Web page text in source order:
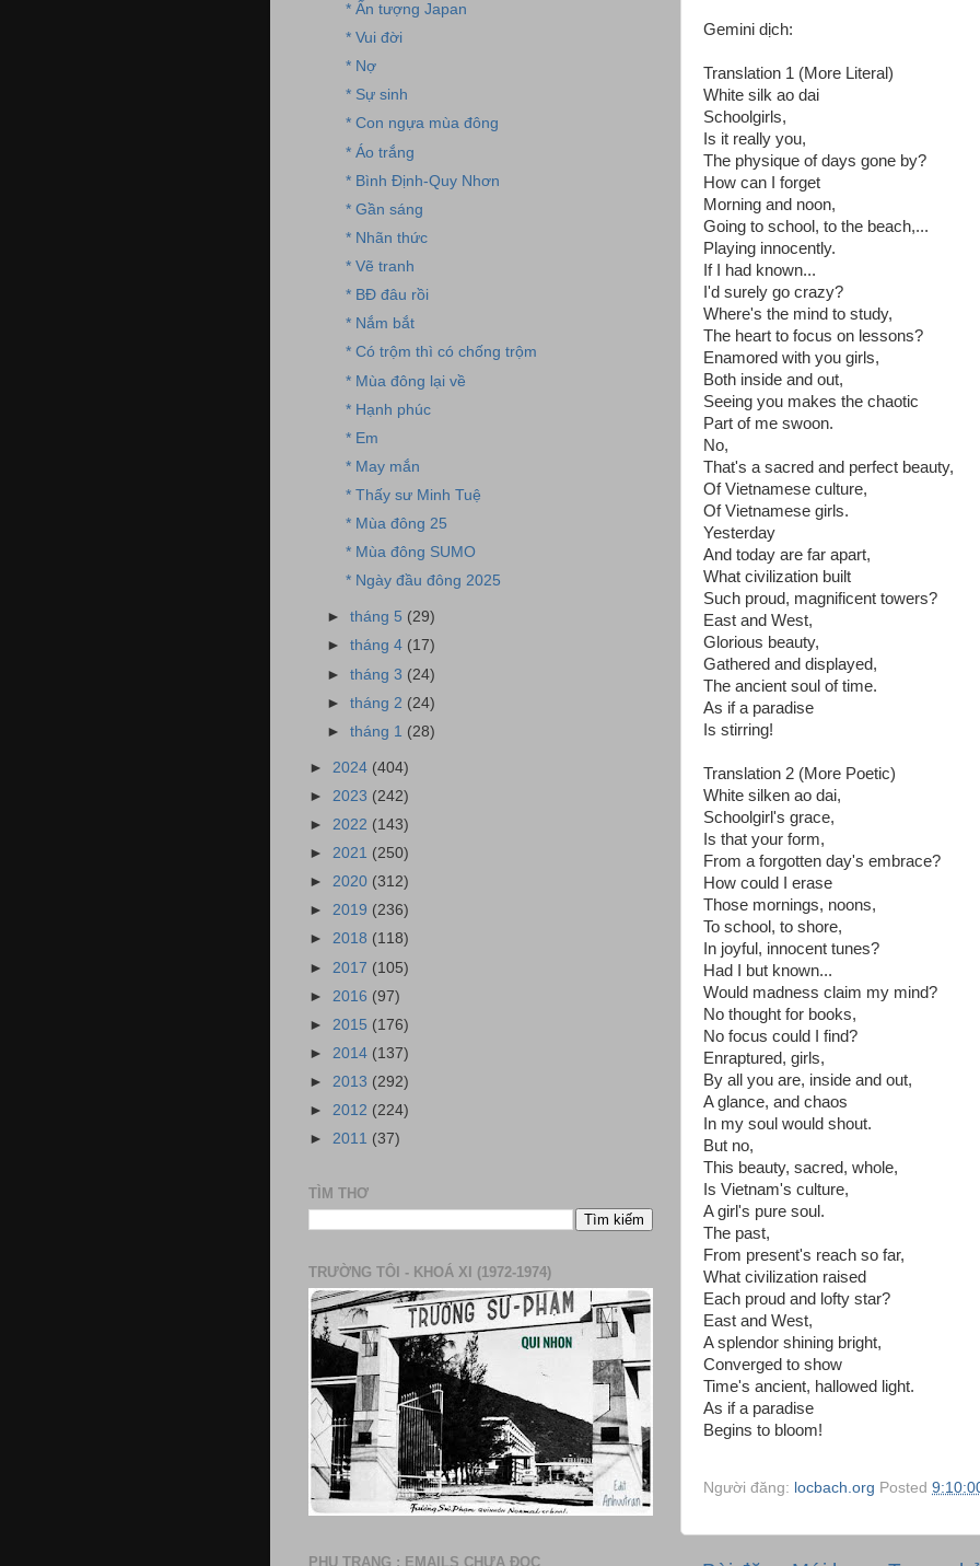
Gemini dịch:
Translation 1 (More Literal)
White silk ao dai
Schoolgirls,
Is it really you,
The physique of days gone by?
How can I forget
Morning and noon,
Going to school, to the beach,...
Playing innocently.
If I had known...
I'd surely go crazy?
Where's the mind to study,
The heart to focus on lessons?
Enamored with you girls,
Both inside and out,
Seeing you makes the chaotic
Part of me swoon.
No,
That's a sacred and perfect beauty,
Of Vietnamese culture,
Of Vietnamese girls.
Yesterday
And today are far apart,
What civilization built
Such proud, magnificent towers?
East and West,
Glorious beauty,
Gathered and displayed,
The ancient soul of time.
As if a paradise
Is stirring!
Translation 2 (More Poetic)
White silken ao dai,
Schoolgirl's grace,
Is that your form,
From a forgotten day's embrace?
How could I erase
Those mornings, noons,
To school, to shore,
In joyful, innocent tunes?
Had I but known...
Would madness claim my mind?
No thought for books,
No focus could I find?
Enraptured, girls,
By all you are, inside and out,
A glance, and chaos
In my soul would shout.
But no,
This beauty, sacred, whole,
Is Vietnam's culture,
A girl's pure soul.
The past,
From present's reach so far,
What civilization raised
Each proud and lofty star?
East and West,
A splendor shining bright,
Converged to show
Time's ancient, hallowed light.
As if a paradise
Begins to bloom!
Người đăng: locbach.org Posted
* Ấn tượng Japan
* Vui đời
* Nợ
* Sự sinh
* Con ngựa mùa đông
* Áo trắng
* Bình Định-Quy Nhơn
* Gần sáng
* Nhãn thức
* Vẽ tranh
* BĐ đâu rồi
* Nắm bắt
* Có trộm thì có chống trộm
* Mùa đông lại về
* Hạnh phúc
* Em
* May mắn
* Thấy sư Minh Tuệ
* Mùa đông 25
* Mùa đông SUMO
* Ngày đầu đông 2025
►tháng 5 (29)
►tháng 4 (17)
►tháng 3 (24)
►tháng 2 (24)
►tháng 1 (28)
► 2024 (404)
► 2023 (242)
► 2022 (143)
► 2021 (250)
► 2020 (312)
► 2019 (236)
► 2018 (118)
► 2017 (105)
► 2016 (97)
► 2015 (176)
► 2014 (137)
► 2013 (292)
► 2012 (224)
► 2011 (37)
TÌM THƠ
TRƯỜNG TÔI - KHOÁ XI (1972-1974)
PHỤ TRANG : EMAILS CHƯA ĐỌC